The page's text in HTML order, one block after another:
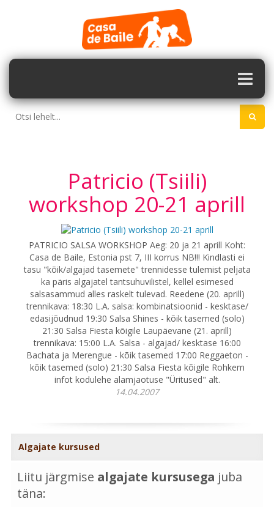
Patricio (Tsiili)
workshop 20-21 aprill
PATRICIO SALSA WORKSHOP Aeg: 20 ja 21 aprill Koht:
Casa de Baile, Estonia pst 7, III korrus NB!!! Kindlasti ei
tasu "kõik/algajad tasemete" trennidesse tulemist peljata
ka päris algajatel tantsuhuvilistel, kellel esimesed
salsasammud alles raskelt tulevad. Reedene (20. aprill)
trennikava: 18:30 L.A. salsa: kombinatsioonid - kesktase/
edasijõudnud 19:30 Salsa Shines - kõik tasemed (solo)
21:30 Salsa Fiesta kõigile Laupäevane (21. aprill)
trennikava: 15:00 L.A. Salsa - algajad/ kesktase 16:00
Bachata ja Merengue - kõik tasemed 17:00 Reggaeton -
kõik tasemed (solo) 21:30 Salsa Fiesta kõigile Rohkem
infot kodulehe alamjaotuse "Üritused" alt.
14.04.2007
Algajate kursused
Liitu järgmise algajate kursusega juba
täna: